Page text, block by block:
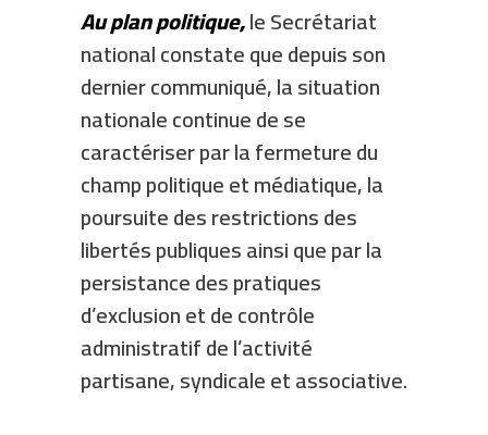
Au plan politique,le Secrétariat
national constate que depuis son
dernier communiqué, la situation
nationale continue de se
caractériser par la fermeture du
champ politique et médiatique, la
poursuite des restrictions des
libertés publiques ainsi que par la
persistance des pratiques
d’exclusion et de contrôle
administratif de l’activité
partisane, syndicale et associative.